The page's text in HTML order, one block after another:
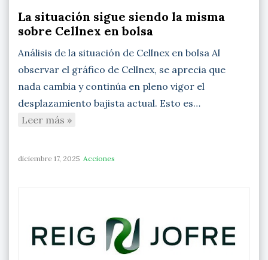
La situación sigue siendo la misma
sobre Cellnex en bolsa
Análisis de la situación de Cellnex en bolsa Al
observar el gráfico de Cellnex, se aprecia que
nada cambia y continúa en pleno vigor el
desplazamiento bajista actual. Esto es…
Leer más »
diciembre 17, 2025 Acciones